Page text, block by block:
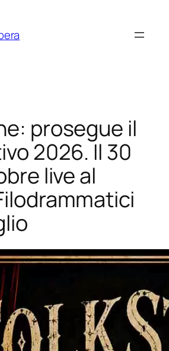
prosegue il
2026. Il 30
live al